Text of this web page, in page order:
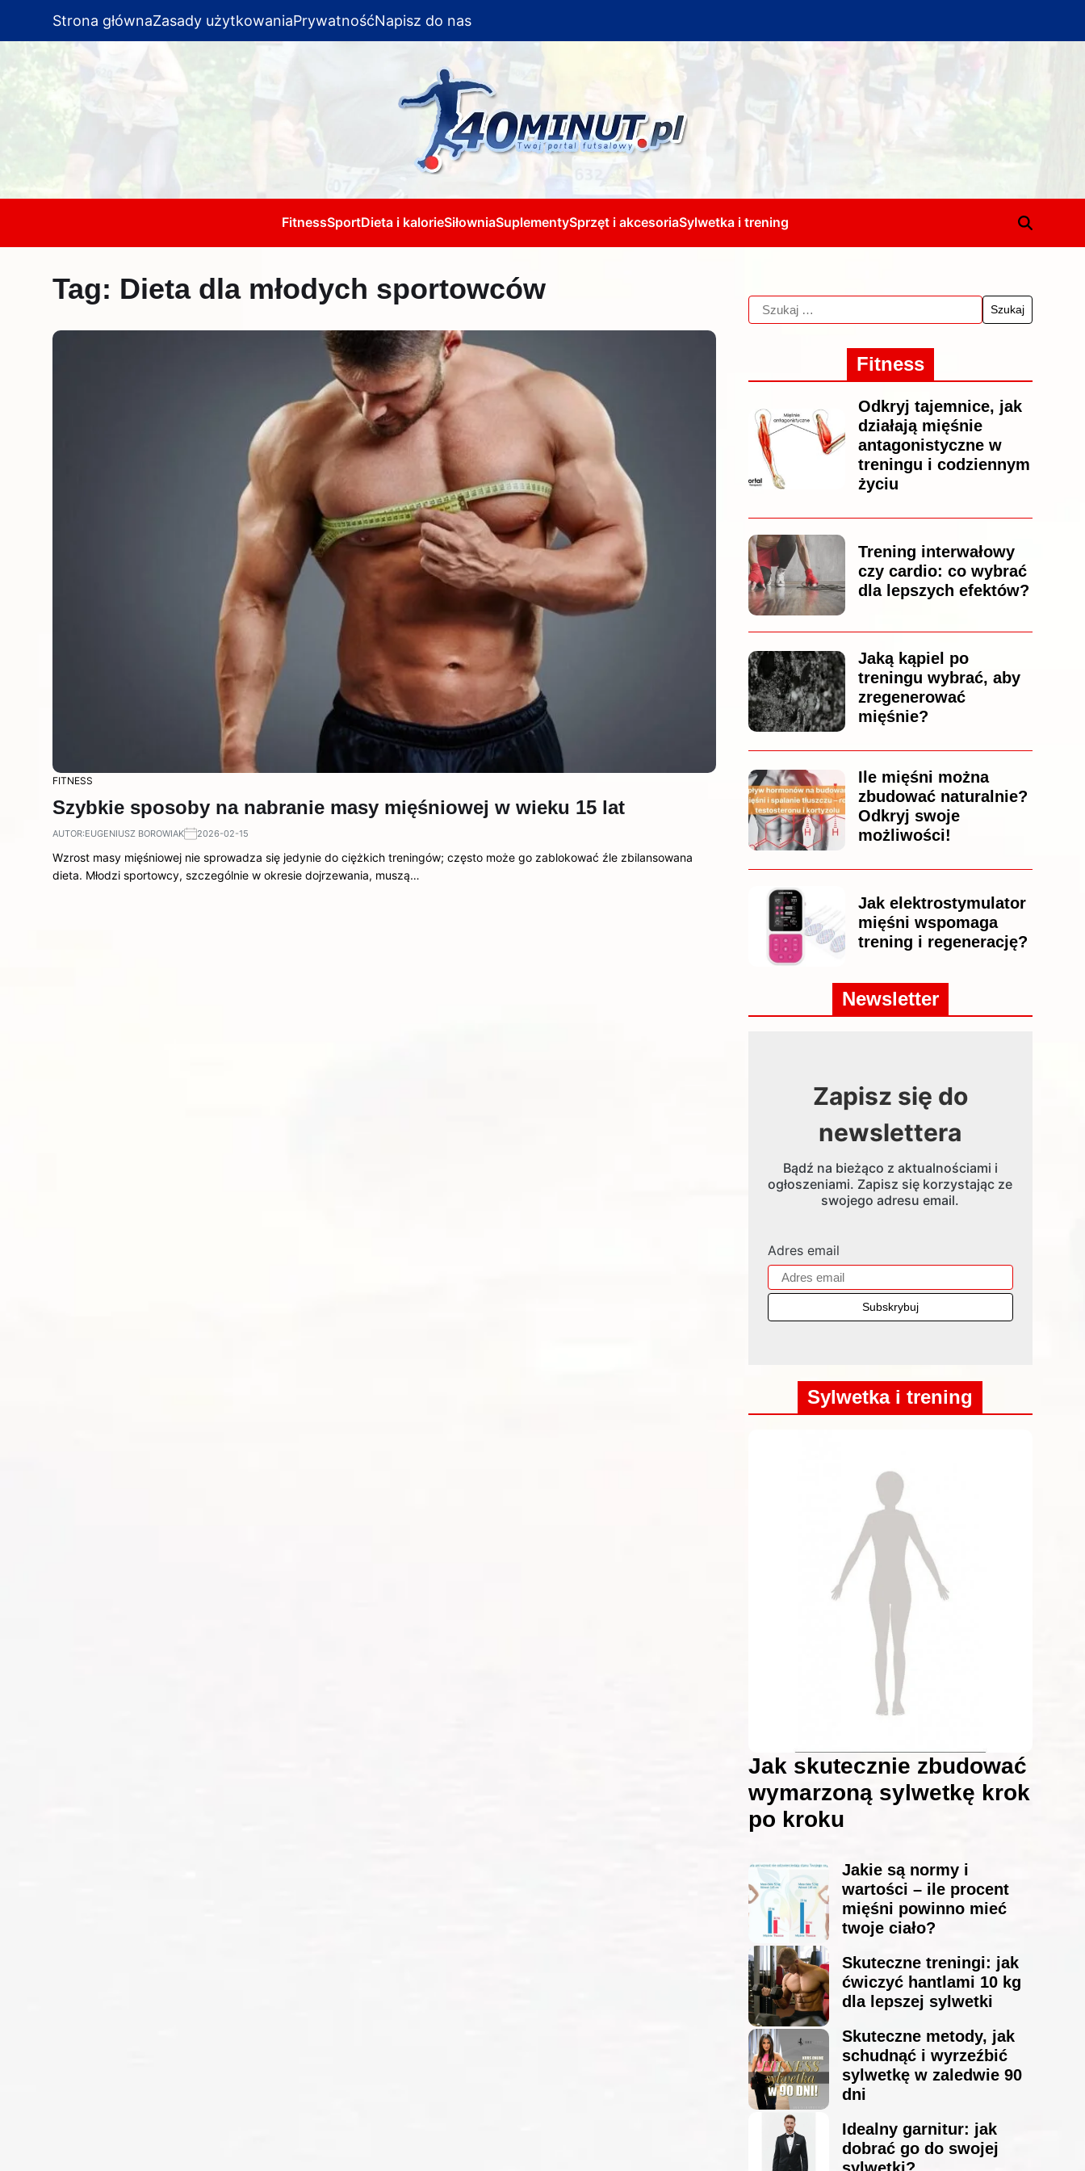
Strona głównaZasady użytkowaniaPrywatnośćNapisz do nas
FitnessSportDieta i kalorieSiłowniaSuplementySprzęt i akcesoriaSylwetka i trening
Tag: Dieta dla młodych sportowców
FITNESS
Szybkie sposoby na nabranie masy mięśniowej w wieku 15 lat
AUTOR:EUGENIUSZ BOROWIAK 2026-02-15
Wzrost masy mięśniowej nie sprowadza się jedynie do ciężkich treningów; często może go zablokować źle zbilansowana
dieta. Młodzi sportowcy, szczególnie w okresie dojrzewania, muszą…
Fitness
Odkryj tajemnice, jak
działają mięśnie
antagonistyczne w
treningu i codziennym
życiu
Trening interwałowy
czy cardio: co wybrać
dla lepszych efektów?
Jaką kąpiel po
treningu wybrać, aby
zregenerować
mięśnie?
Ile mięśni można
zbudować naturalnie?
Odkryj swoje
możliwości!
Jak elektrostymulator
mięśni wspomaga
trening i regenerację?
Newsletter
Zapisz się do
newslettera
Bądź na bieżąco z aktualnościami i
ogłoszeniami. Zapisz się korzystając ze
swojego adresu email.
Adres email
Sylwetka i trening
Jak skutecznie zbudować
wymarzoną sylwetkę krok
po kroku
Jakie są normy i
wartości – ile procent
mięśni powinno mieć
twoje ciało?
Skuteczne treningi: jak
ćwiczyć hantlami 10 kg
dla lepszej sylwetki
Skuteczne metody, jak
schudnąć i wyrzeźbić
sylwetkę w zaledwie 90
dni
Idealny garnitur: jak
dobrać go do swojej